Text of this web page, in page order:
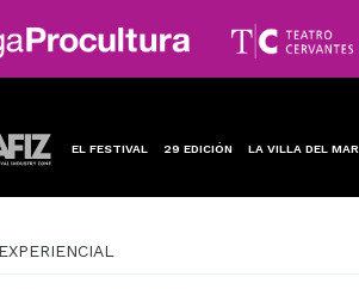
EL FESTIVAL 29 EDICIÓN LA VILLA DEL MAR